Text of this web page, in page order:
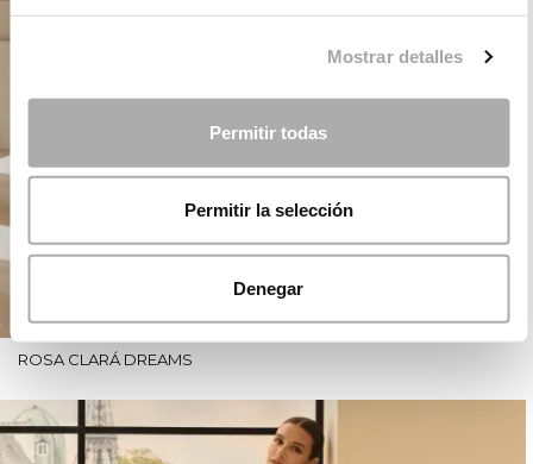
Mostrar detalles
Permitir todas
Permitir la selección
Denegar
ROSA CLARÁ DREAMS